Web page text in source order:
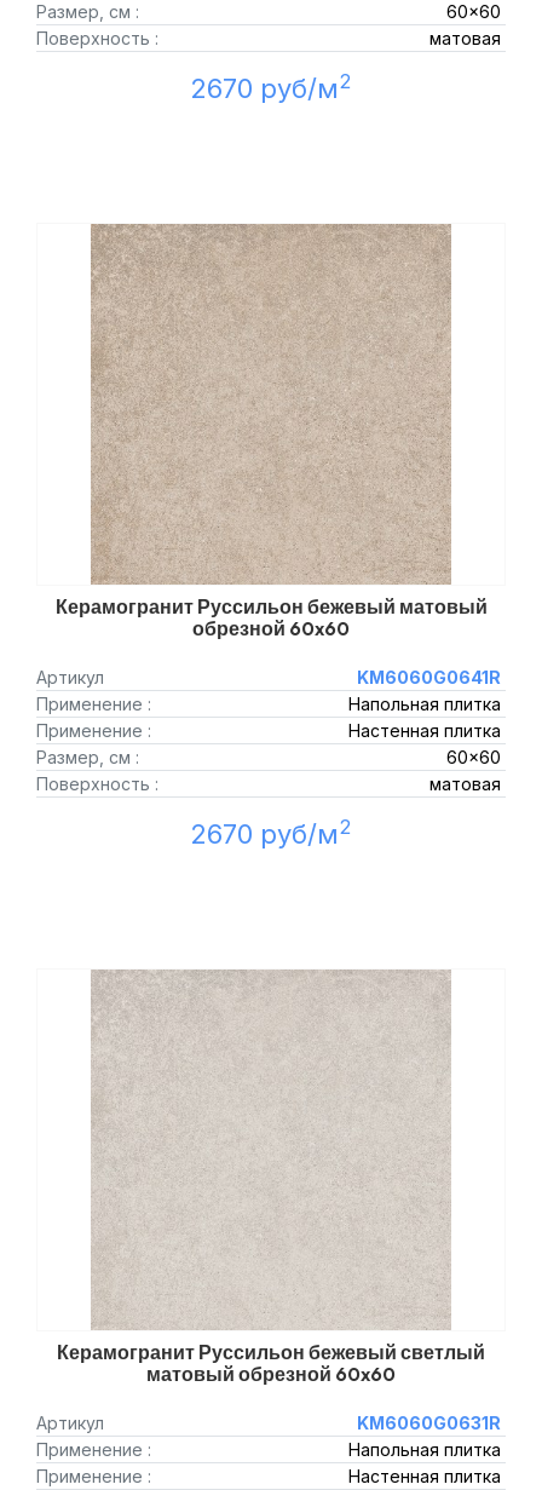
Размер, см :
60x60
Поверхность :
матовая
2670 руб/м2
Керамогранит Руссильон бежевый матовый
обрезной 60x60
Артикул
KM6060G0641R
Применение :
Напольная плитка
Применение :
Настенная плитка
Размер, см :
60x60
Поверхность :
матовая
2670 руб/м2
Керамогранит Руссильон бежевый светлый
матовый обрезной 60x60
Артикул
KM6060G0631R
Применение :
Напольная плитка
Применение :
Настенная плитка